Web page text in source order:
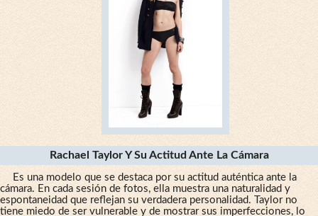
Rachael Taylor Y Su Actitud Ante La Cámara
Es una modelo que se destaca por su actitud auténtica ante la
cámara. En cada sesión de fotos, ella muestra una naturalidad y
espontaneidad que reflejan su verdadera personalidad. Taylor no
tiene miedo de ser vulnerable y de mostrar sus imperfecciones, lo